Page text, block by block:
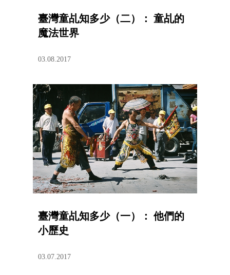
臺灣童乩知多少（二）： 童乩的
魔法世界
03.08.2017
臺灣童乩知多少（一）： 他們的
小歷史
03.07.2017